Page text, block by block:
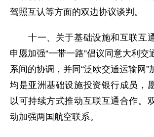
驾照互认等方面的双边协议谈判。
十一、关于基础设施和互联互
申愿加强“一带一路”倡议同意大利交
系间的协调，并同“泛欧交通运输网”
均是亚洲基础设施投资银行成员，
以可持续方式推动互联互通合作。
动加强两国航空联系。